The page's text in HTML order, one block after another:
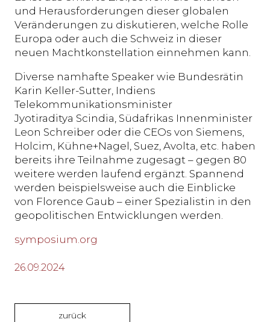
und Herausforderungen dieser globalen
Veränderungen zu diskutieren, welche Rolle
Europa oder auch die Schweiz in dieser
neuen Machtkonstellation einnehmen kann.
Diverse namhafte Speaker wie Bundesrätin
Karin Keller-Sutter, Indiens
Telekommunikationsminister
Jyotiraditya Scindia, Südafrikas Innenminister
Leon Schreiber oder die CEOs von Siemens,
Holcim, Kühne+Nagel, Suez, Avolta, etc. haben
bereits ihre Teilnahme zugesagt – gegen 80
weitere werden laufend ergänzt. Spannend
werden beispielsweise auch die Einblicke
von Florence Gaub – einer Spezialistin in den
geopolitischen Entwicklungen werden.
symposium.org
26.09.2024
zurück